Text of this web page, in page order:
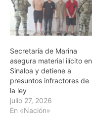
Secretaría de Marina
asegura material ilícito en
Sinaloa y detiene a
presuntos infractores de
la ley
julio 27, 2026
En «Nación»